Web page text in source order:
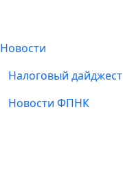
Новости
Налоговый дайджест
Новости ФПНК